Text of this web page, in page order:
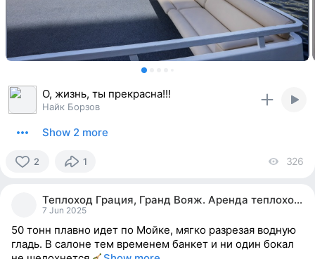
О, жизнь, ты прекрасна!!!
Найк Борзов
Show 2 more
2 1 326
Теплоход Грация, Гранд Вояж. Аренда теплохода.
7 Jun 2025
50 тонн плавно идет по Мойке, мягко разрезая водную
гладь. В салоне тем временем банкет и ни один бокал